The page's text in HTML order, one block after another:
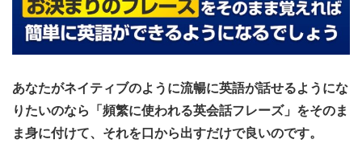
あなたがネイティブのように流暢に英語が話せるようにな
りたいのなら
「頻繁に使われる英会話フレーズ」をそのま
ま身に付けて、それを口から出すだけで良いのです。